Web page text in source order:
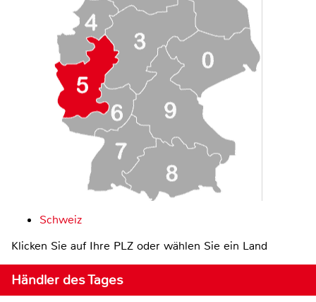
Schweiz
Klicken Sie auf Ihre PLZ oder wählen Sie ein Land
Händler des Tages